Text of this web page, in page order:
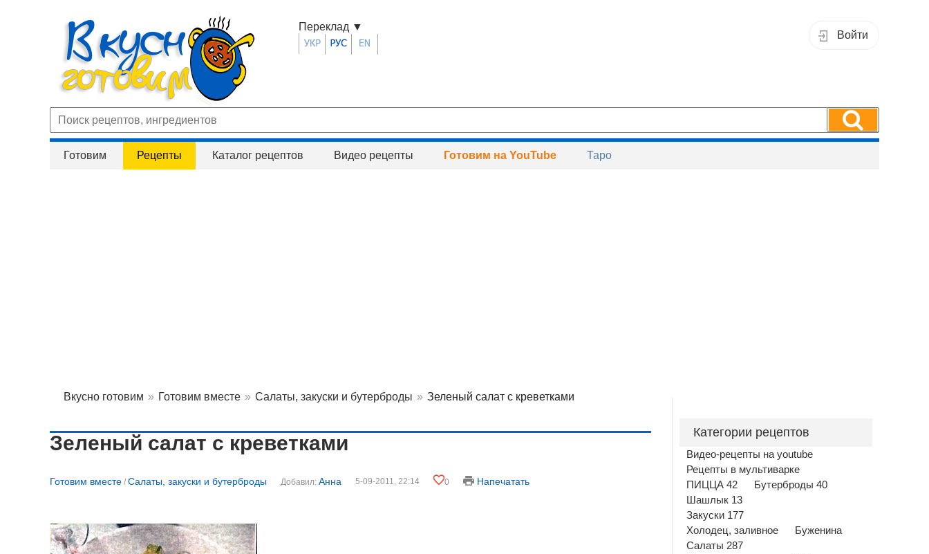
Войти
Переклад ▼
Готовим Рецепты Каталог рецептов Видео рецепты Готовим на YouTube Таро
Вкусно готовим » Готовим вместе » Салаты, закуски и бутерброды » Зеленый салат с креветками
Зеленый салат с креветками
Готовим вместе / Салаты, закуски и бутерброды Добавил: Анна 5-09-2011, 22:14 0 Напечатать
Категории рецептов
Видео-рецепты на youtube
Рецепты в мультиварке
ПИЦЦА 42
Бутерброды 40
Шашлык 13
Закуски 177
Холодец, заливное
Буженина
Салаты 287